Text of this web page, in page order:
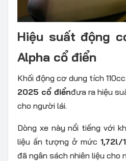
Hiệu suất động
Alpha cổ điển
Khối động cơ dung tích
2025 cổ điểnđưa ra hiệu
cho người lái.
Dòng xe này nổi tiếng với
liệu ấn tượng ở mức 1,72l/
đã ngân sách nhiên liệu cho